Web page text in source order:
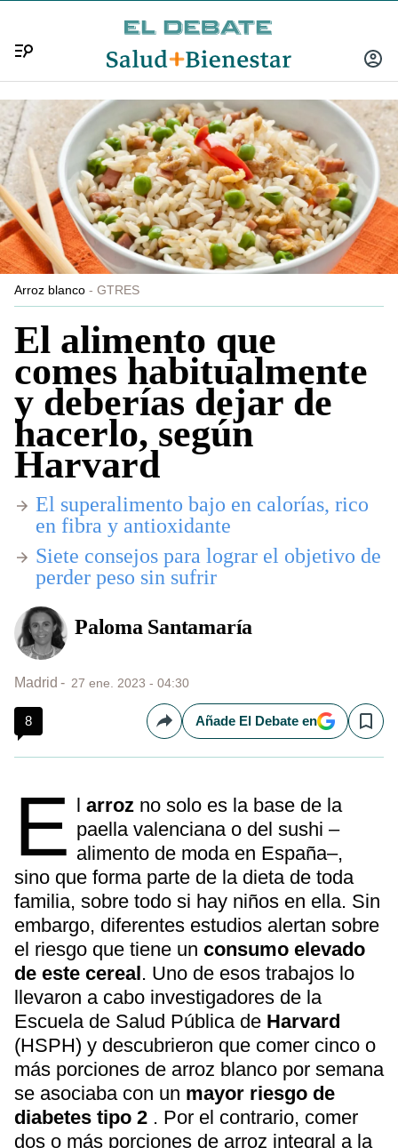
INICIAR
Arroz blanco GTRES
El alimento que
comes habitualmente
y deberías dejar de
hacerlo, según
Harvard
El superalimento bajo en calorías, rico
en fibra y antioxidante
Siete consejos para lograr el objetivo de
perder peso sin sufrir
Paloma Santamaría
Madrid 27 ene. 2023 - 04:30
8 CompartirAñade El Debate en Save
E larroz no solo es la base de la
paella valenciana o del sushi –
alimento de moda en España–,
sino que forma parte de la dieta de toda
familia, sobre todo si hay niños en ella. Sin
embargo, diferentes estudios alertan sobre
el riesgo que tiene un consumo elevado
de este cereal. Uno de esos trabajos lo
llevaron a cabo investigadores de la
Escuela de Salud Pública de Harvard
(HSPH) y descubrieron que comer cinco o
más porciones de arroz blanco por semana
se asociaba con un mayor riesgo de
diabetes tipo 2 . Por el contrario, comer
dos o más porciones de arroz integral a la